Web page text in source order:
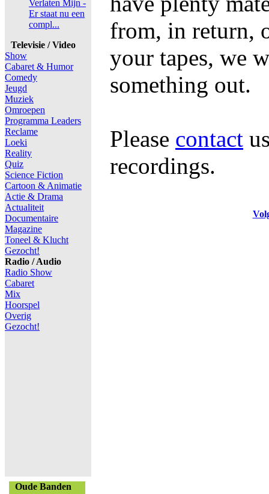
Verlaten Mijn -
Er staat nu een
compl...
Televisie / Video
Show
Cabaret & Humor
Comedy
Jeugd
Muziek
Omroepen
Programma Leaders
Reclame
Loeki
Reality
Quiz
Science Fiction
Cartoon & Animatie
Actie & Drama
Actualiteit
Documentaire
Magazine
Toneel & Klucht
Gezocht!
Radio / Audio
Radio Show
Cabaret
Mix
Hoorspel
Overig
Gezocht!
Oude Banden
from, in return,
your tapes, we
something out.
Please contact
recordings.